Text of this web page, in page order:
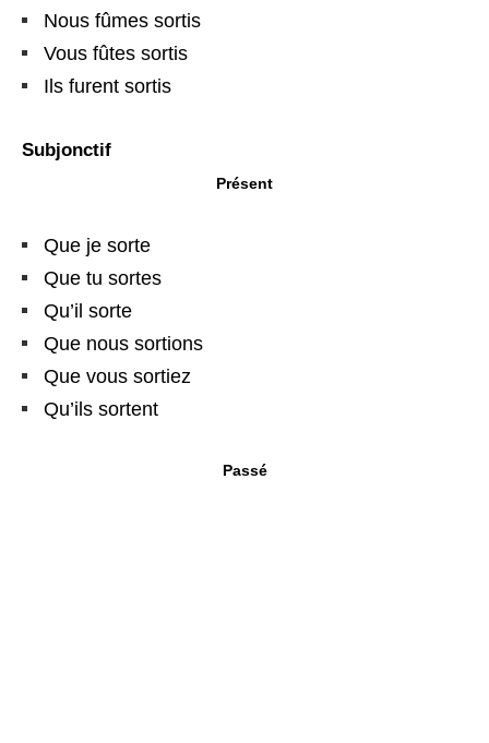
Nous fûmes sortis
Vous fûtes sortis
Ils furent sortis
Subjonctif
Présent
Que je sorte
Que tu sortes
Qu’il sorte
Que nous sortions
Que vous sortiez
Qu’ils sortent
Passé